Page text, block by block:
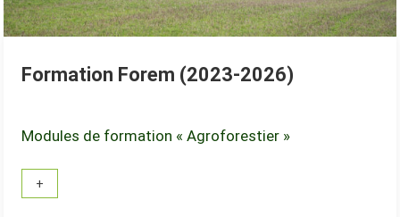
Formation Forem (2023-2026)
Modules de formation « Agroforestier »